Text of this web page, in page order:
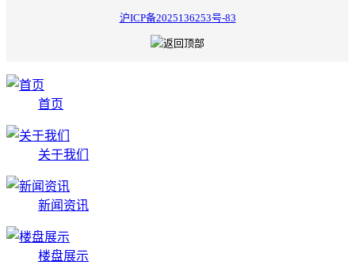
沪ICP备2025136253号-83
首页
关于我们
新闻资讯
楼盘展示